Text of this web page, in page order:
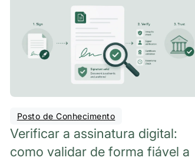
Posto de Conhecimento
Verificar a assinatura digital:
como validar de forma fiável a